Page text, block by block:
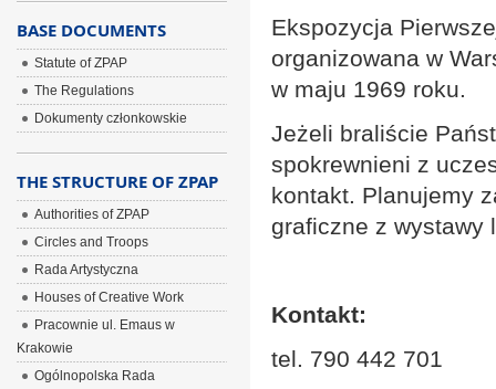
Ekspozycja
organizowana w
w maju 1969 roku.
Jeżeli braliście
spokrewnieni z
kontakt. Planujemy
graficzne z wystawy
Kontakt:
tel. 790 442 701
BASE DOCUMENTS
Statute of ZPAP
The Regulations
Dokumenty członkowskie
THE STRUCTURE OF ZPAP
Authorities of ZPAP
Circles and Troops
Rada Artystyczna
Houses of Creative Work
Pracownie ul. Emaus w
Krakowie
Ogólnopolska Rada